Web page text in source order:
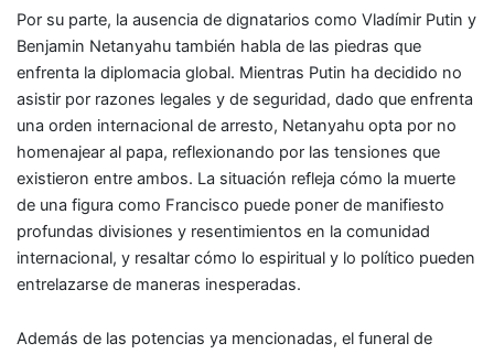
Por su parte, la ausencia de dignatarios como Vladímir Putin y
Benjamin Netanyahu también habla de las piedras que
enfrenta la diplomacia global. Mientras Putin ha decidido no
asistir por razones legales y de seguridad, dado que enfrenta
una orden internacional de arresto, Netanyahu opta por no
homenajear al papa, reflexionando por las tensiones que
existieron entre ambos. La situación refleja cómo la muerte
de una figura como Francisco puede poner de manifiesto
profundas divisiones y resentimientos en la comunidad
internacional, y resaltar cómo lo espiritual y lo político pueden
entrelazarse de maneras inesperadas.
Además de las potencias ya mencionadas, el funeral de